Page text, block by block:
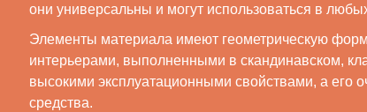
они универсальны и могут использоваться в
Элементы материала имеют геометрическую
интерьерами, выполненными в скандинавском,
высокими эксплуатационными свойствами, а
средства.